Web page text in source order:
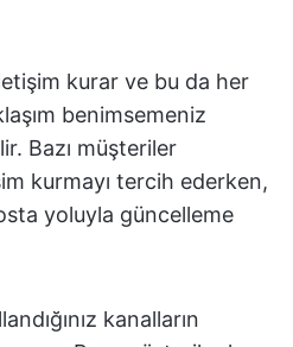
kurar ve bu da her
benimsemeniz
Bazı müşteriler
kurmayı tercih ederken,
yoluyla güncelleme
kanalların